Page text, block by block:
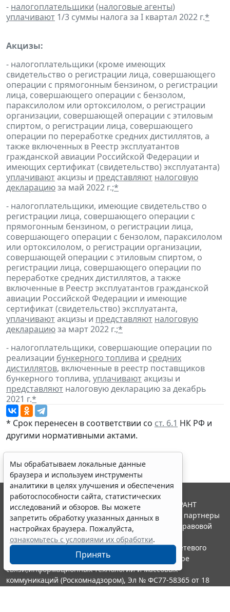
- налогоплательщики (налоговые агенты)
уплачивают 1/3 суммы налога за I квартал 2022 г.*
Акцизы:
- налогоплательщики (кроме имеющих
свидетельство о регистрации лица, совершающего
операции с прямогонным бензином, о регистрации
лица, совершающего операции с бензолом,
параксилолом или ортоксилолом, о регистрации
организации, совершающей операции с этиловым
спиртом, о регистрации лица, совершающего
операции по переработке средних дистиллятов, а
также включенных в Реестр эксплуатантов
гражданской авиации Российской Федерации и
имеющих сертификат (свидетельство) эксплуатанта)
уплачиваютакцизы и представляют налоговую
декларациюза май 2022 г.;*
- налогоплательщики, имеющие свидетельство о
регистрации лица, совершающего операции с
прямогонным бензином, о регистрации лица,
совершающего операции с бензолом, параксилолом
или ортоксилолом, о регистрации организации,
совершающей операции с этиловым спиртом, о
регистрации лица, совершающего операции по
переработке средних дистиллятов, а также
включенные в Реестр эксплуатантов гражданской
авиации Российской Федерации и имеющие
сертификат (свидетельство) эксплуатанта,
уплачиваютакцизы и представляют налоговую
декларациюза март 2022 г.;*
- налогоплательщики, совершающие операции по
реализации бункерного топлива и средних
дистиллятов, включенные в реестр поставщиков
бункерного топлива, уплачиваютакцизы и
представляют налоговую декларацию за декабрь
2021 г.*
* Срок перенесен в соответствии со ст. 6.1 НК РФ и
другими нормативными актами.
Мы обрабатываем локальные данные
браузера и используем инструменты
аналитики в целях улучшения и обеспечения
работоспособности сайта, статистических
исследований и обзоров. Вы можете
запретить обработку указанных данных в
настройках браузера. Пожалуйста,
ознакомьтесь с условиями их обработки.
Принять
© ООО "НПП "ГАРАНТ-СЕРВИС", 2026. Система ГАРАНТ
выпускается с 1990 года. Компания "Гарант" и ее партнеры
являются участниками Российской ассоциации правовой
информации ГАРАНТ.
Портал ГАРАНТ.РУ зарегистрирован в качестве сетевого
издания Федеральной службой по надзору в сфере
связи,информационных технологий и массовых
коммуникаций (Роскомнадзором), Эл № ФС77-58365 от 18